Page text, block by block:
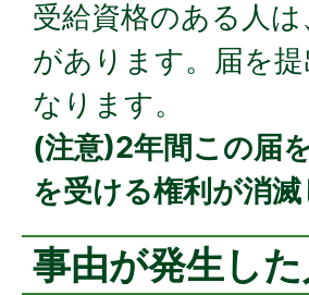
受給資格のある人
があります。届を
なります。
(注意)2年間この届
を受ける権利が消滅
事由が発生し